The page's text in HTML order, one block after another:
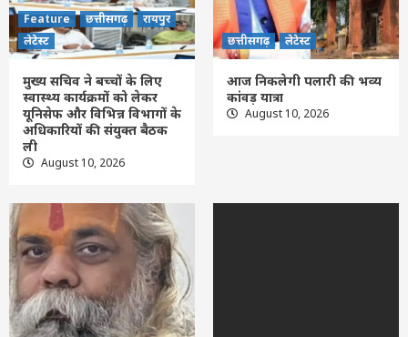
Feature छत्तीसगढ़ रायपुर लेटेस्ट
मुख्य सचिव ने बच्चों के लिए स्वास्थ्य कार्यक्रमों को
लेकर यूनिसेफ और विभिन्न विभागों के अधिकारियों
की संयुक्त बैठक ली
2
छत्तीसगढ़ लेटेस्ट
3
छत्तीसगढ़ लेटेस्ट
आज राजेश्री महन्त जी का द्वितीय सोमवार पलारी
प्रवास कार्यक्रम
Feature छत्तीसगढ़ लेटेस्ट
Feature छत्तीसगढ़
रायपुर
लेटेस्ट
मुख्य सचिव ने बच्चों के लिए
स्वास्थ्य कार्यक्रमों को लेकर
यूनिसेफ और विभिन्न विभागों के
अधिकारियों की संयुक्त बैठक
ली
August 10, 2026
छत्तीसगढ़ लेटेस्ट
आज निकलेगी पलारी की भव्य
कांवड़ यात्रा
August 10, 2026